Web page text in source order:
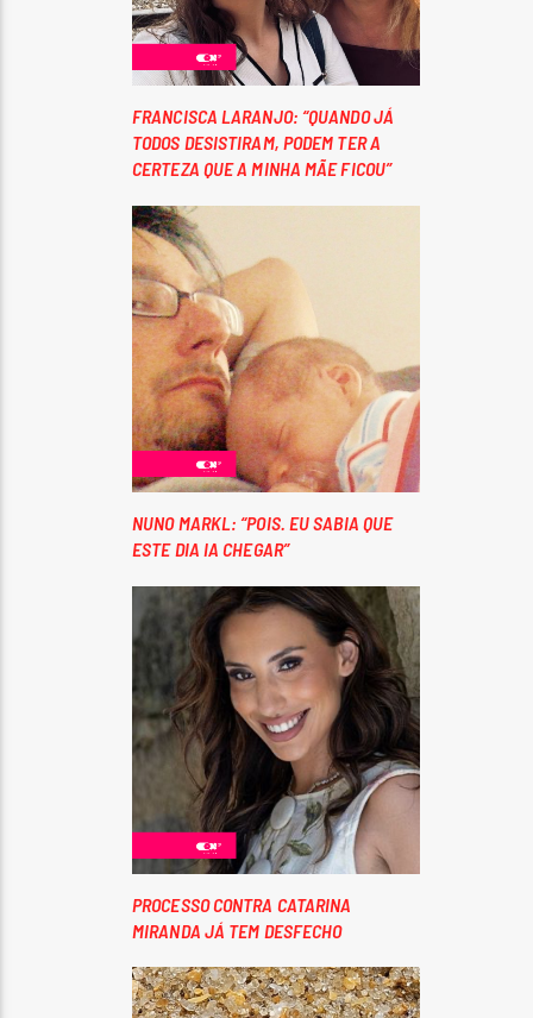
FRANCISCA LARANJO: “QUANDO JÁ
TODOS DESISTIRAM, PODEM TER A
CERTEZA QUE A MINHA MÃE FICOU”
NUNO MARKL: “POIS. EU SABIA QUE
ESTE DIA IA CHEGAR”
PROCESSO CONTRA CATARINA
MIRANDA JÁ TEM DESFECHO